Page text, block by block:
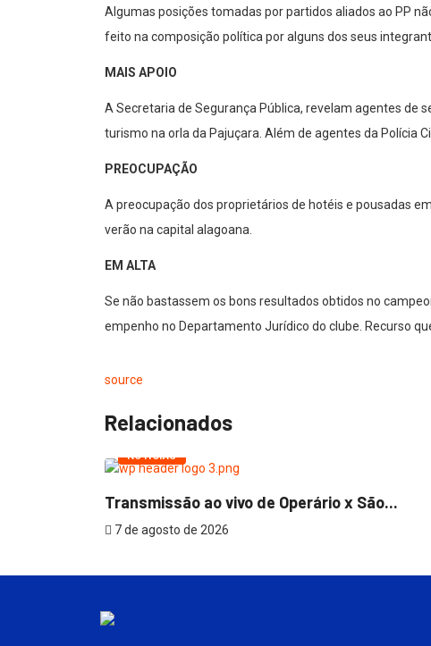
Algumas posições tomadas por partidos aliados ao PP
feito na composição política por alguns dos seus
MAIS APOIO
A Secretaria de Segurança Pública, revelam agentes de
turismo na orla da Pajuçara. Além de agentes da Polícia
PREOCUPAÇÃO
A preocupação dos proprietários de hotéis e pousadas
verão na capital alagoana.
EM ALTA
Se não bastassem os bons resultados obtidos no
empenho no Departamento Jurídico do clube. Recurso
source
Relacionados
NOTÍCIAS
Transmissão ao vivo de Operário x São...
7 de agosto de 2026